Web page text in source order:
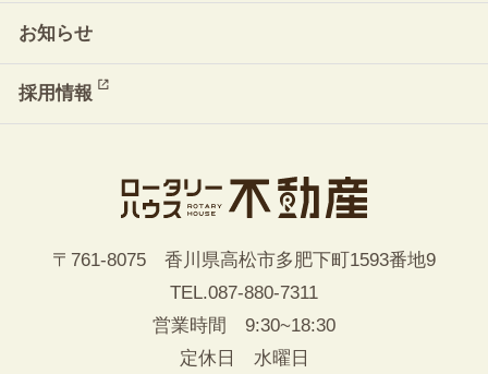
お知らせ
採用情報
〒761-8075 香川県高松市多肥下町1593番地9
TEL.087-880-7311
営業時間 9:30~18:30
定休日 水曜日